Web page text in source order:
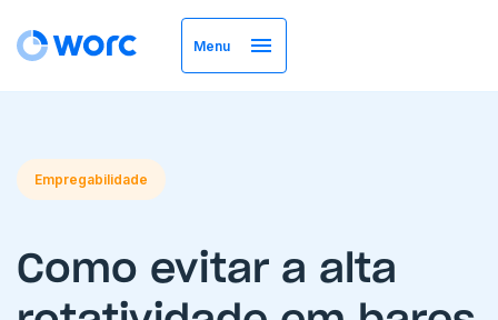
Menu
Empregabilidade
Como evitar a alta